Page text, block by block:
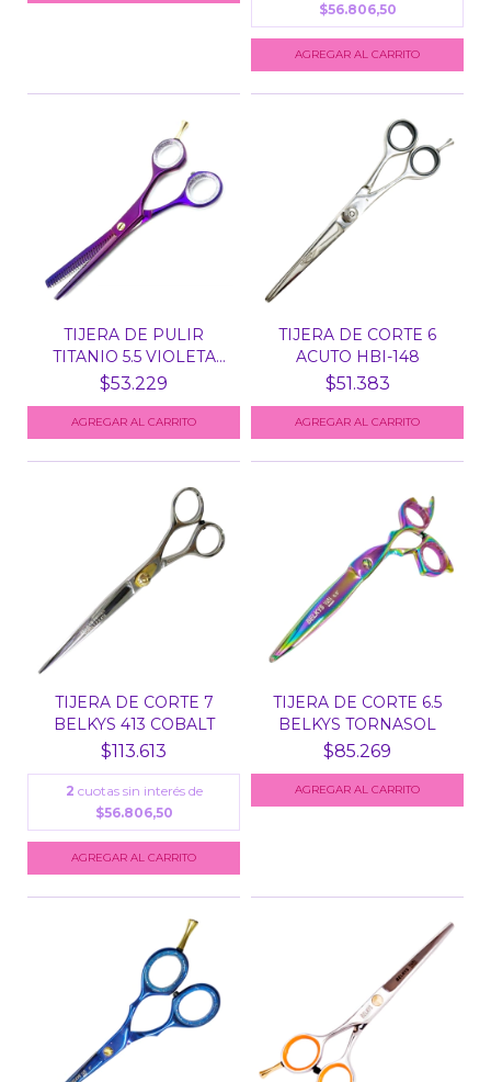
$56.806,50
TIJERA DE PULIR
TITANIO 5.5 VIOLETA
PURP...
$53.229
TIJERA DE CORTE 6
ACUTO HBI-148
$51.383
TIJERA DE CORTE 7
BELKYS 413 COBALT
$113.613
2 cuotas sin interés de
$56.806,50
TIJERA DE CORTE 6.5
BELKYS TORNASOL
$85.269